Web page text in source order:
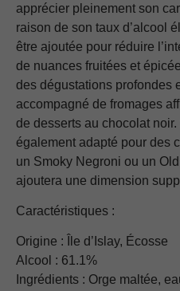
apprécier pleinement son
raison de son taux d’alcool
être ajoutée pour réduire
de nuances fruitées et
des dégustations profondes
accompagné de fromages
de desserts au chocolat
également adapté pour des
un Smoky Negroni ou un
ajoutera une dimension
Caractéristiques :
Origine : Île d’Islay, Écosse
Alcool : 61.1%
Ingrédients : Orge maltée,